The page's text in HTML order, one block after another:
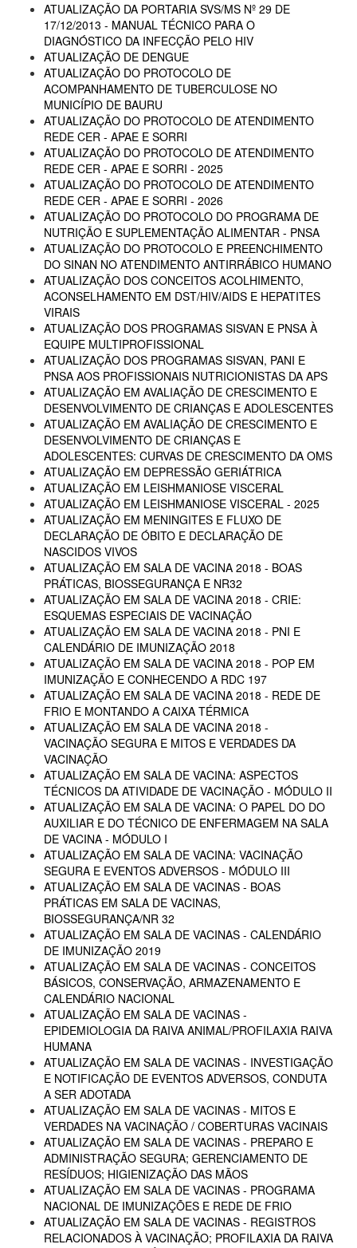
ATUALIZAÇÃO DA PORTARIA SVS/MS Nº 29 DE
17/12/2013 - MANUAL TÉCNICO PARA O
DIAGNÓSTICO DA INFECÇÃO PELO HIV
ATUALIZAÇÃO DE DENGUE
ATUALIZAÇÃO DO PROTOCOLO DE
ACOMPANHAMENTO DE TUBERCULOSE NO
MUNICÍPIO DE BAURU
ATUALIZAÇÃO DO PROTOCOLO DE ATENDIMENTO
REDE CER - APAE E SORRI
ATUALIZAÇÃO DO PROTOCOLO DE ATENDIMENTO
REDE CER - APAE E SORRI - 2025
ATUALIZAÇÃO DO PROTOCOLO DE ATENDIMENTO
REDE CER - APAE E SORRI - 2026
ATUALIZAÇÃO DO PROTOCOLO DO PROGRAMA DE
NUTRIÇÃO E SUPLEMENTAÇÃO ALIMENTAR - PNSA
ATUALIZAÇÃO DO PROTOCOLO E PREENCHIMENTO
DO SINAN NO ATENDIMENTO ANTIRRÁBICO HUMANO
ATUALIZAÇÃO DOS CONCEITOS ACOLHIMENTO,
ACONSELHAMENTO EM DST/HIV/AIDS E HEPATITES
VIRAIS
ATUALIZAÇÃO DOS PROGRAMAS SISVAN E PNSA À
EQUIPE MULTIPROFISSIONAL
ATUALIZAÇÃO DOS PROGRAMAS SISVAN, PANI E
PNSA AOS PROFISSIONAIS NUTRICIONISTAS DA APS
ATUALIZAÇÃO EM AVALIAÇÃO DE CRESCIMENTO E
DESENVOLVIMENTO DE CRIANÇAS E ADOLESCENTES
ATUALIZAÇÃO EM AVALIAÇÃO DE CRESCIMENTO E
DESENVOLVIMENTO DE CRIANÇAS E
ADOLESCENTES: CURVAS DE CRESCIMENTO DA OMS
ATUALIZAÇÃO EM DEPRESSÃO GERIÁTRICA
ATUALIZAÇÃO EM LEISHMANIOSE VISCERAL
ATUALIZAÇÃO EM LEISHMANIOSE VISCERAL - 2025
ATUALIZAÇÃO EM MENINGITES E FLUXO DE
DECLARAÇÃO DE ÓBITO E DECLARAÇÃO DE
NASCIDOS VIVOS
ATUALIZAÇÃO EM SALA DE VACINA 2018 - BOAS
PRÁTICAS, BIOSSEGURANÇA E NR32
ATUALIZAÇÃO EM SALA DE VACINA 2018 - CRIE:
ESQUEMAS ESPECIAIS DE VACINAÇÃO
ATUALIZAÇÃO EM SALA DE VACINA 2018 - PNI E
CALENDÁRIO DE IMUNIZAÇÃO 2018
ATUALIZAÇÃO EM SALA DE VACINA 2018 - POP EM
IMUNIZAÇÃO E CONHECENDO A RDC 197
ATUALIZAÇÃO EM SALA DE VACINA 2018 - REDE DE
FRIO E MONTANDO A CAIXA TÉRMICA
ATUALIZAÇÃO EM SALA DE VACINA 2018 -
VACINAÇÃO SEGURA E MITOS E VERDADES DA
VACINAÇÃO
ATUALIZAÇÃO EM SALA DE VACINA: ASPECTOS
TÉCNICOS DA ATIVIDADE DE VACINAÇÃO - MÓDULO II
ATUALIZAÇÃO EM SALA DE VACINA: O PAPEL DO DO
AUXILIAR E DO TÉCNICO DE ENFERMAGEM NA SALA
DE VACINA - MÓDULO I
ATUALIZAÇÃO EM SALA DE VACINA: VACINAÇÃO
SEGURA E EVENTOS ADVERSOS - MÓDULO III
ATUALIZAÇÃO EM SALA DE VACINAS - BOAS
PRÁTICAS EM SALA DE VACINAS,
BIOSSEGURANÇA/NR 32
ATUALIZAÇÃO EM SALA DE VACINAS - CALENDÁRIO
DE IMUNIZAÇÃO 2019
ATUALIZAÇÃO EM SALA DE VACINAS - CONCEITOS
BÁSICOS, CONSERVAÇÃO, ARMAZENAMENTO E
CALENDÁRIO NACIONAL
ATUALIZAÇÃO EM SALA DE VACINAS -
EPIDEMIOLOGIA DA RAIVA ANIMAL/PROFILAXIA RAIVA
HUMANA
ATUALIZAÇÃO EM SALA DE VACINAS - INVESTIGAÇÃO
E NOTIFICAÇÃO DE EVENTOS ADVERSOS, CONDUTA
A SER ADOTADA
ATUALIZAÇÃO EM SALA DE VACINAS - MITOS E
VERDADES NA VACINAÇÃO / COBERTURAS VACINAIS
ATUALIZAÇÃO EM SALA DE VACINAS - PREPARO E
ADMINISTRAÇÃO SEGURA; GERENCIAMENTO DE
RESÍDUOS; HIGIENIZAÇÃO DAS MÃOS
ATUALIZAÇÃO EM SALA DE VACINAS - PROGRAMA
NACIONAL DE IMUNIZAÇÕES E REDE DE FRIO
ATUALIZAÇÃO EM SALA DE VACINAS - REGISTROS
RELACIONADOS À VACINAÇÃO; PROFILAXIA DA RAIVA